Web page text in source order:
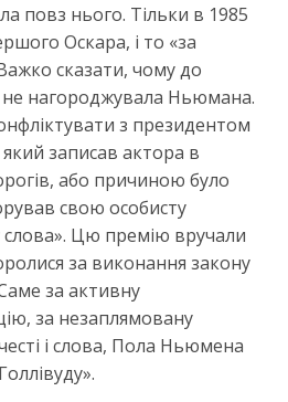
повз нього. Тільки в 1985
Оскара, і то «за
сказати, чому до
не нагороджувала Ньюмана.
з президентом
записав актора в
або причиною було
свою особисту
Цю премію вручали
за виконання закону
за активну
за незаплямовану
і слова, Пола Ньюмена